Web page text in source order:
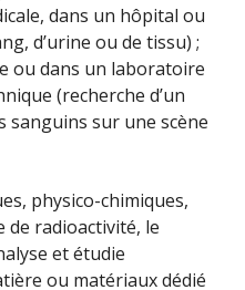
dans un hôpital ou
d’urine ou de tissu) ;
ou dans un laboratoire
(recherche d’un
sanguins sur une scène
physico-chimiques,
de radioactivité, le
et étudie
ou matériaux dédié